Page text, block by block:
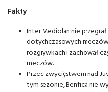
Fakty
Inter Mediolan nie
dotychczasowych
rozgrywkach i zachował
meczów.
Przed zwycięstwem nad
tym sezonie, Benfica nie